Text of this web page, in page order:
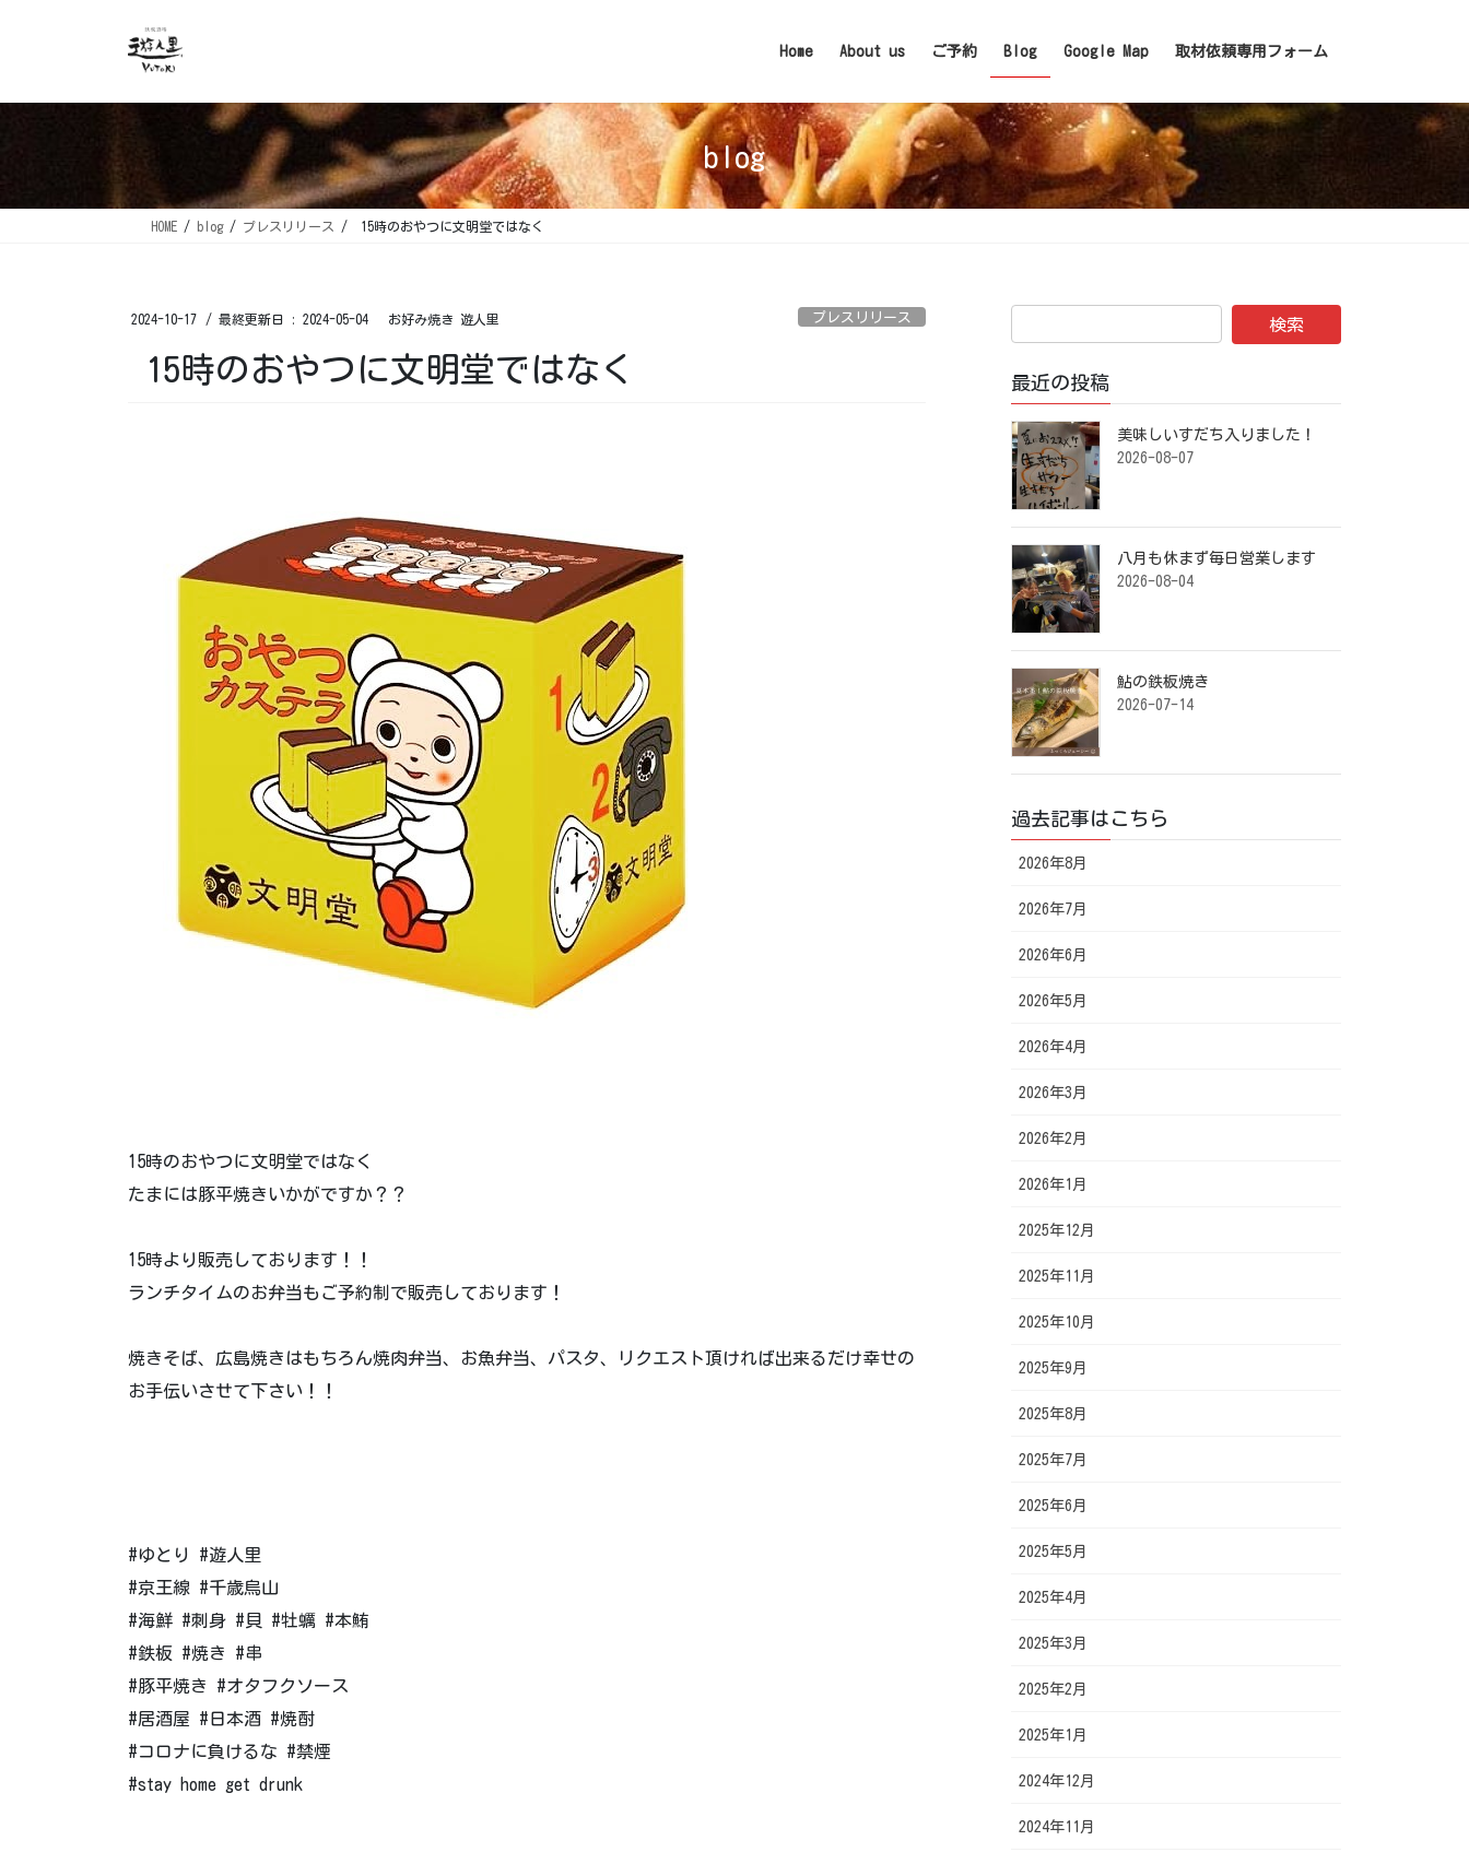
Home About us ご予約 Blog Google Map 取材依頼専用フォーム
blog
HOME blog プレスリリース 15時のおやつに文明堂ではなく
2024-10-17 / 最終更新日 : 2024-05-04 お好み焼き 遊人里 プレスリリース
15時のおやつに文明堂ではなく
15時のおやつに文明堂ではなく
たまには豚平焼きいかがですか？？
15時より販売しております！！
ランチタイムのお弁当もご予約制で販売しております！
焼きそば、広島焼きはもちろん焼肉弁当、お魚弁当、パスタ、リクエスト頂ければ出来るだけ幸せの
お手伝いさせて下さい！！
#ゆとり #遊人里
#京王線 #千歳烏山
#海鮮 #刺身 #貝 #牡蠣 #本鮪
#鉄板 #焼き #串
#豚平焼き #オタフクソース
#居酒屋 #日本酒 #焼酎
#コロナに負けるな #禁煙
#stay home get drunk
最近の投稿
美味しいすだち入りました！ ⁡
2026-08-07
八月も休まず毎日営業します️ ⁡
2026-08-04
鮎の鉄板焼き ⁡
2026-07-14
過去記事はこちら
2026年8月
2026年7月
2026年6月
2026年5月
2026年4月
2026年3月
2026年2月
2026年1月
2025年12月
2025年11月
2025年10月
2025年9月
2025年8月
2025年7月
2025年6月
2025年5月
2025年4月
2025年3月
2025年2月
2025年1月
2024年12月
2024年11月